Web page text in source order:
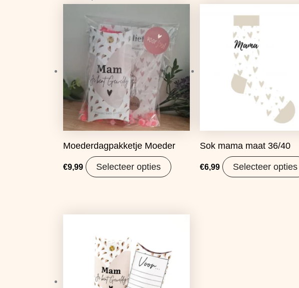
Moederdagpakketje Moeder
€9,99 Selecteer opties
Sok mama maat 36/40
€6,99 Selecteer opties